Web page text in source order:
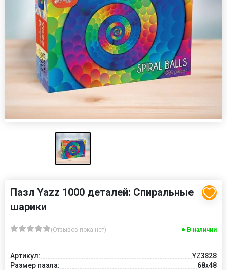
Пазл Yazz 1000 деталей: Спиральные
шарики
(Отзывов пока нет) В наличии
Артикул:
YZ3828
Размер пазла:
68x48